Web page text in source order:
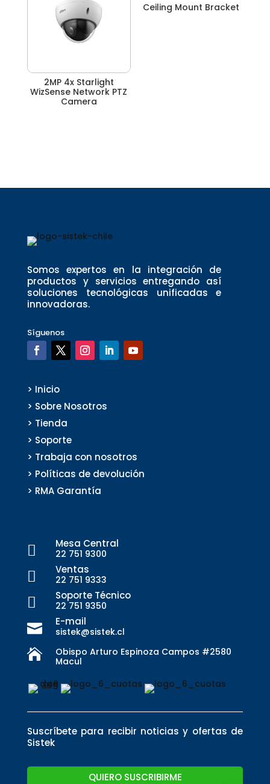
2MP 4x Starlight
WizSense Network PTZ
Camera
Ceiling Mount Bracket
Somos expertos en la integración de
productos y servicios entregando así
soluciones tecnológicas unificadas e
innovadoras.
Síguenos
> Inicio
> Sobre Nosotros
> Tienda
> Soporte
> Trabaja con nosotros
> Políticas de devolución
> RMA Garantía
 Mesa Central
22 751 9300
 Ventas
22 751 9333
 Soporte Técnico
22 751 9350
 E-mail
sistek@sistek.cl

Obispo Arturo Espinoza Campos #2580
Macul
Suscríbete para recibir noticias y ofertas de
Sistek
QUIERO SUSCRIBIRME